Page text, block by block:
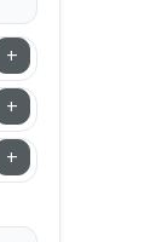
+
+
+